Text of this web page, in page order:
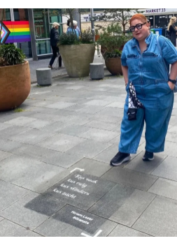
vaak, kus ruig, kus vlinders,